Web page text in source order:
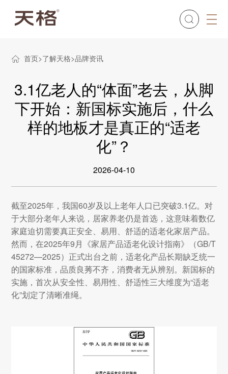
首页 了解天格 品牌资讯
3.1亿老人的“体面”老去，从脚
下开始：新国标实施后，什么
样的地板才是真正的“适老
化”？
2026-04-10
截至2025年，我国60岁及以上老年人口已突破3.1亿。对
于大部分老年人来说，居家养老仍是首选，这意味着数亿
家庭迫切需要真正安全、易用、舒适的适老化家居产品。
然而，在2025年9月《家居产品适老化设计指南》（GB/T
45272—2025）正式出台之前，适老化产品长期缺乏统一
的国家标准，品质良莠不齐，消费者无从辨别。新国标的
实施，首次从安全性、易用性、舒适性三大维度为“适老
化”划定了清晰准绳。